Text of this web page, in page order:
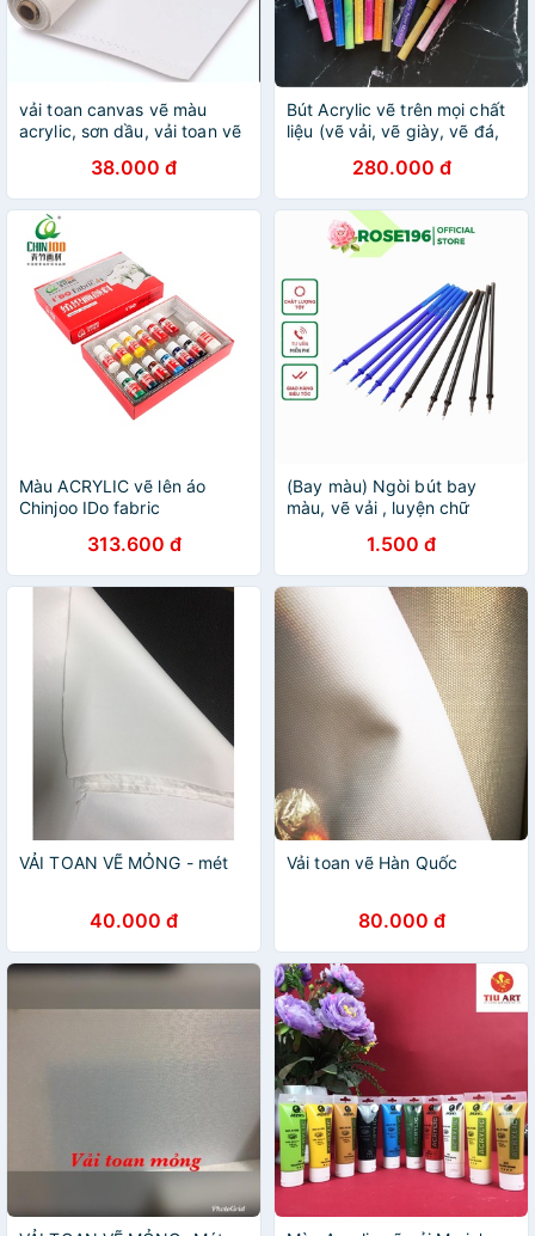
vải toan canvas vẽ màu
acrylic, sơn dầu, vải toan vẽ
38.000 đ
Bút Acrylic vẽ trên mọi chất
liệu (vẽ vải, vẽ giày, vẽ đá,
280.000 đ
Màu ACRYLIC vẽ lên áo
Chinjoo IDo fabric
313.600 đ
(Bay màu) Ngòi bút bay
màu, vẽ vải , luyện chữ
1.500 đ
VẢI TOAN VẼ MỎNG - mét
40.000 đ
Vải toan vẽ Hàn Quốc
80.000 đ